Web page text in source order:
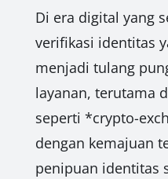
Di era digital yang
verifikasi identitas
menjadi tulang
layanan, terutama
seperti *crypto-
dengan kemajuan
penipuan identitas